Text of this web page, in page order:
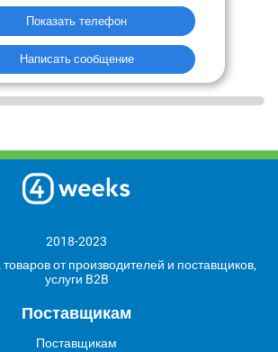
Показать телефон
Написать сообщение
2018-2023
от производителей и поставщиков,
услуги B2B
Поставщикам
Поставщикам